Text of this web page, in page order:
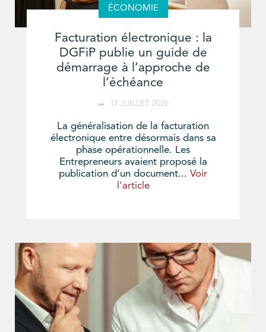
ÉCONOMIE
Facturation électronique : la
DGFiP publie un guide de
démarrage à l’approche de
l’échéance
17 JUILLET 2026
La généralisation de la facturation
électronique entre désormais dans sa
phase opérationnelle. Les
Entrepreneurs avaient proposé la
publication d’un document... Voir
l'article